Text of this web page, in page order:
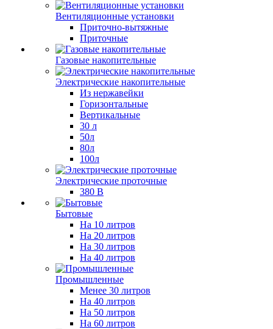
Вентиляционные установки
Приточно-вытяжные
Приточные
Газовые накопительные
Электрические накопительные
Из нержавейки
Горизонтальные
Вертикальные
30 л
50л
80л
100л
Электрические проточные
380 В
Бытовые
На 10 литров
На 20 литров
На 30 литров
На 40 литров
Промышленные
Менее 30 литров
На 40 литров
На 50 литров
На 60 литров